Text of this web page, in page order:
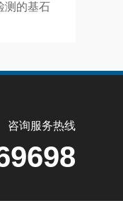
测的基石
咨询服务热线